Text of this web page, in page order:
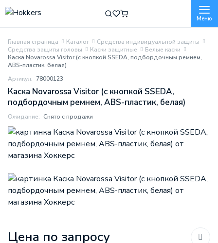
Меню
Главная страница Каталог
Средства индивидуальной защиты
Средства защиты головы
Каски защитные
Белые каски
Каска Novarossa Visitor (с кнопкой SSEDA, подбордочным ремнем,
ABS-пластик, белая)
Артикул: 78000123
Каска Novarossa Visitor (с кнопкой SSEDA,
подбордочным ремнем, ABS-пластик, белая)
Ожидание: Снято с продажи
Цена по запросу